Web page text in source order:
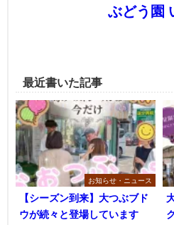
ぶどう園
最近書いた記事
お知らせ・ニュース
【シーズン到来】大つぶブド
ウが続々と登場しています